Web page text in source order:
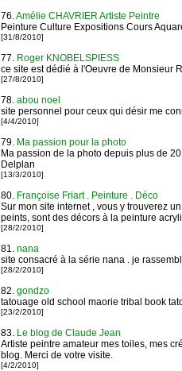
76.Amélie CHAVRIER Artiste Peintre
Peinture Culture Expositions Cours
[31/8/2010]
77. Roger KNOBELSPIESS
ce site est dédié à l'Oeuvre de Monsieur
[27/8/2010]
78. abou noel
site personnel pour ceux qui désir me
[4/4/2010]
79. Ma passion pour la photo
Ma passion de la photo depuis plus de
Delplan
[13/3/2010]
80. Françoise Friart . Peinture . Déco
Sur mon site internet , vous y trouverez
peints, sont des décors à la peinture
[28/2/2010]
81. nana
site consacré à la série nana . je
[28/2/2010]
82. gondzo
tatouage old school maorie tribal book
[23/2/2010]
83. Le blog de Claude Jean
Artiste peintre amateur mes toiles, mes
blog. Merci de votre visite.
[4/2/2010]